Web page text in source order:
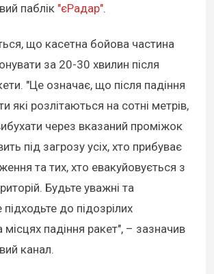
паблік "єРадар".
що касетна бойова частина
за 20-30 хвилин після
"Це означає, що після падіння
які розлітаються на сотні метрів,
через вказаний проміжок
під загрозу усіх, хто прибуває
та тих, хто евакуйовується з
Будьте уважні та
до підозрілих
місцях падіння ракет", – зазначив
канал.